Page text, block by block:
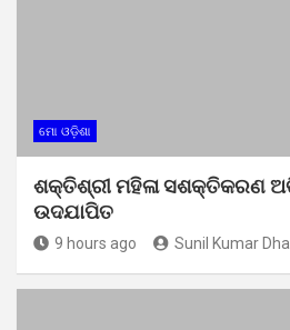
ମୋ ଓଡ଼ିଶା
ଶକ୍ତିଶ୍ରୀ ମହିଳା ସଶକ୍ତିକରଣ
ଉଦଯାପିତ
9 hours ago Sunil Kumar